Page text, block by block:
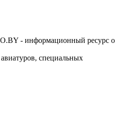
- информационный ресурс о
специальных